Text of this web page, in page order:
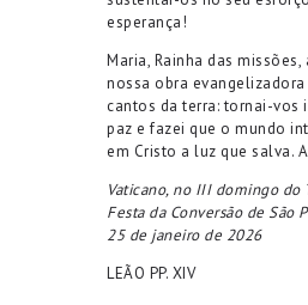
esperança!
Maria, Rainha das missões,
nossa obra
cantos da terra: tornai-vos
paz e fazei que o mundo
em Cristo a luz que salva.
Vaticano, no III domingo do
Festa da Conversão de São
25 de janeiro de 2026
LEÃO PP. XIV